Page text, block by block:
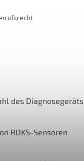
des Diagnosegeräts
RDKS-Sensoren